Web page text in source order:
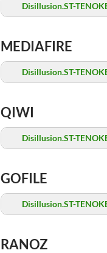
Disillusion.ST-
MEDIAFIRE
Disillusion.ST-
QIWI
Disillusion.ST-
GOFILE
Disillusion.ST-
RANOZ